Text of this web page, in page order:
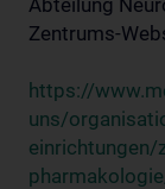
Abteilung
Zentrums-
https://
uns/
einrichtungen/